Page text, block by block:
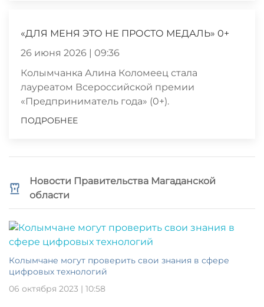
«ДЛЯ МЕНЯ ЭТО НЕ ПРОСТО МЕДАЛЬ» 0+
26 июня 2026 | 09:36
Колымчанка Алина Коломеец стала
лауреатом Всероссийской премии
«Предприниматель года» (0+).
ПОДРОБНЕЕ
Новости Правительства Магаданской
области
Колымчане могут проверить свои знания в сфере
цифровых технологий
06 октября 2023 | 10:58